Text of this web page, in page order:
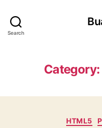
Search
Category:
HTML5